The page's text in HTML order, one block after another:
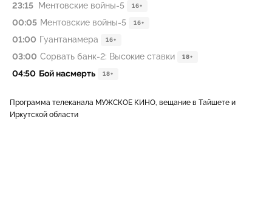
23:15 Ментовские войны-5 16+
00:05 Ментовские войны-5 16+
01:00 Гуантанамера 16+
03:00 Сорвать банк-2: Высокие ставки 18+
04:50 Бой насмерть 18+
Программа телеканала МУЖСКОЕ КИНО, вещание в Тайшете и
Иркутской области